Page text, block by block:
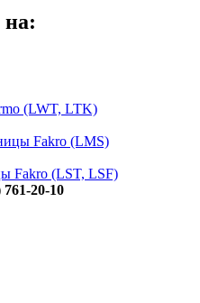
на:
(LWT, LTK)
Fakro (LMS)
Fakro (LST, LSF)
761-20-10